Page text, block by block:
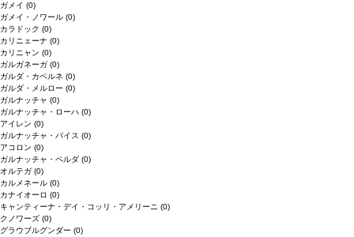
ガメイ (0)
ガメイ・ノワール (0)
カラドック (0)
カリニェーナ (0)
カリニャン (0)
ガルガネーガ (0)
ガルダ・カベルネ (0)
ガルダ・メルロー (0)
ガルナッチャ (0)
ガルナッチャ・ローハ (0)
アイレン (0)
ガルナッチャ・パイス (0)
アコロン (0)
ガルナッチャ・ペルダ (0)
オルテガ (0)
カルメネール (0)
カナイオーロ (0)
キャンティーナ・デイ・コッリ・アメリーニ (0)
クノワーズ (0)
グラウブルグンダー (0)